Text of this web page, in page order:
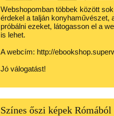
Webshopomban többek között
érdekel a talján konyhaművészet,
próbálni ezeket, látogasson el a
is lehet.
A webcím: http://
Jó válogatást!
Színes őszi képek